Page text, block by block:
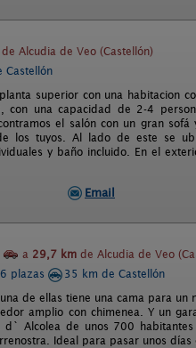
de Alcudia de Veo (Castellón)
Castellón
superior con una habitacion
una capacidad de 2-4
el salón con un gran
los tuyos. Al lado de este se
y baño incluido. En el
Email
a 29,7 km de Alcudia de Veo
plazas
35 km de Castellón
de ellas tiene una cama para
amplio con chimenea. Y un
d` Alcolea de unos 700
Ideal para pasar unos días